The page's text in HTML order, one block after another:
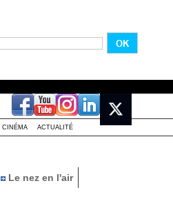
CINÉMA ACTUALITÉ
Le nez en l'air